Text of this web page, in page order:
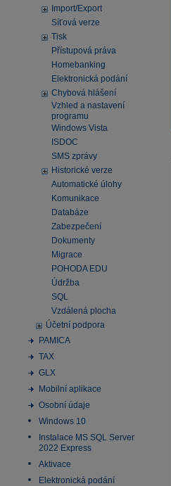
Import/Export
Síťová verze
Tisk
Přístupová práva
Homebanking
Elektronická podání
Chybová hlášení
Vzhled a nastavení
programu
Windows Vista
ISDOC
SMS zprávy
Historické verze
Automatické úlohy
Komunikace
Databáze
Zabezpečení
Dokumenty
Migrace
POHODA EDU
Údržba
SQL
Vzdálená plocha
Účetní podpora
PAMICA
TAX
GLX
Mobilní aplikace
Osobní údaje
Windows 10
Instalace MS SQL Server
2022 Express
Aktivace
Elektronická podání